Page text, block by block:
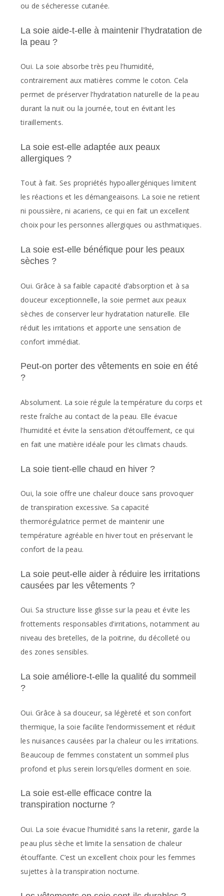
ou de sécheresse cutanée.
La soie aide-t-elle à maintenir l’hydratation de
la peau ?
Oui. La soie absorbe très peu l’humidité,
contrairement aux matières comme le coton. Cela
permet de préserver l’hydratation naturelle de la peau
durant la nuit ou la journée, tout en évitant les
tiraillements.
La soie est-elle adaptée aux peaux
allergiques ?
Tout à fait. Ses propriétés hypoallergéniques limitent
les réactions et les démangeaisons. La soie ne retient
ni poussière, ni acariens, ce qui en fait un excellent
choix pour les personnes allergiques ou asthmatiques.
La soie est-elle bénéfique pour les peaux
sèches ?
Oui. Grâce à sa faible capacité d’absorption et à sa
douceur exceptionnelle, la soie permet aux peaux
sèches de conserver leur hydratation naturelle. Elle
réduit les irritations et apporte une sensation de
confort immédiat.
Peut-on porter des vêtements en soie en été
?
Absolument. La soie régule la température du corps et
reste fraîche au contact de la peau. Elle évacue
l’humidité et évite la sensation d’étouffement, ce qui
en fait une matière idéale pour les climats chauds.
La soie tient-elle chaud en hiver ?
Oui, la soie offre une chaleur douce sans provoquer
de transpiration excessive. Sa capacité
thermorégulatrice permet de maintenir une
température agréable en hiver tout en préservant le
confort de la peau.
La soie peut-elle aider à réduire les irritations
causées par les vêtements ?
Oui. Sa structure lisse glisse sur la peau et évite les
frottements responsables d’irritations, notamment au
niveau des bretelles, de la poitrine, du décolleté ou
des zones sensibles.
La soie améliore-t-elle la qualité du sommeil
?
Oui. Grâce à sa douceur, sa légèreté et son confort
thermique, la soie facilite l’endormissement et réduit
les nuisances causées par la chaleur ou les irritations.
Beaucoup de femmes constatent un sommeil plus
profond et plus serein lorsqu’elles dorment en soie.
La soie est-elle efficace contre la
transpiration nocturne ?
Oui. La soie évacue l’humidité sans la retenir, garde la
peau plus sèche et limite la sensation de chaleur
étouffante. C’est un excellent choix pour les femmes
sujettes à la transpiration nocturne.